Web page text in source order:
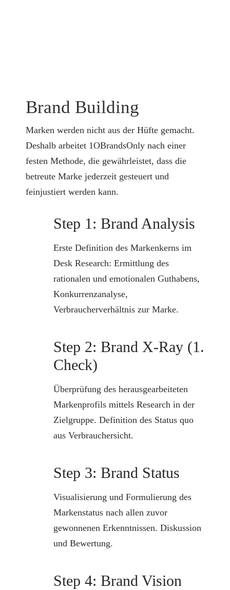
Brand Building
Marken werden nicht aus der Hüfte gemacht.
Deshalb arbeitet 1OBrandsOnly nach einer
festen Methode, die gewährleistet, dass die
betreute Marke jederzeit gesteuert und
feinjustiert werden kann.
Step 1: Brand Analysis
Erste Definition des Markenkerns im
Desk Research: Ermittlung des
rationalen und emotionalen Guthabens,
Konkurrenzanalyse,
Verbraucherverhältnis zur Marke.
Step 2: Brand X-Ray (1.
Check)
Überprüfung des herausgearbeiteten
Markenprofils mittels Research in der
Zielgruppe. Definition des Status quo
aus Verbrauchersicht.
Step 3: Brand Status
Visualisierung und Formulierung des
Markenstatus nach allen zuvor
gewonnenen Erkenntnissen. Diskussion
und Bewertung.
Step 4: Brand Vision